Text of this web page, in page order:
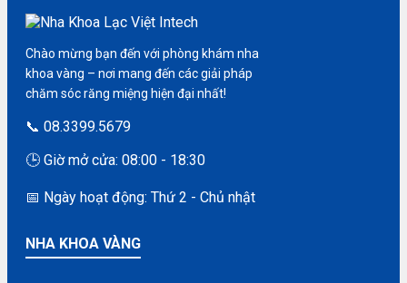
Chào mừng bạn đến với phòng khám nha
khoa vàng – nơi mang đến các giải pháp
chăm sóc răng miệng hiện đại nhất!
📞 08.3399.5679
🕒 Giờ mở cửa: 08:00 - 18:30
📅 Ngày hoạt động: Thứ 2 - Chủ nhật
NHA KHOA VÀNG